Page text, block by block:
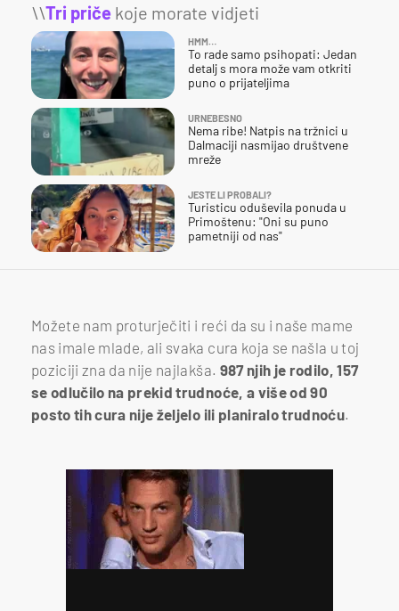
\\Tri priče koje morate vidjeti
HMM…
To rade samo psihopati: Jedan
detalj s mora može vam otkriti
puno o prijateljima
URNEBESNO
Nema ribe! Natpis na tržnici u
Dalmaciji nasmijao društvene
mreže
JESTE LI PROBALI?
Turisticu oduševila ponuda u
Primoštenu: "Oni su puno
pametniji od nas"
Možete nam proturječiti i reći da su i naše mame
nas imale mlade, ali svaka cura koja se našla u toj
poziciji zna da nije najlakša. 987 njih je rodilo, 157
se odlučilo na prekid trudnoće, a više od 90
posto tih cura nije željelo ili planiralo trudnoću.